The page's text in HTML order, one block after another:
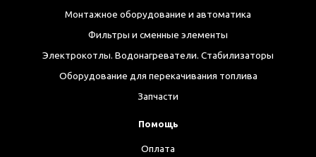
Монтажное оборудование и автоматика
Фильтры и сменные элементы
Электрокотлы. Водонагреватели. Стабилизаторы
Оборудование для перекачивания топлива
Запчасти
Помощь
Оплата